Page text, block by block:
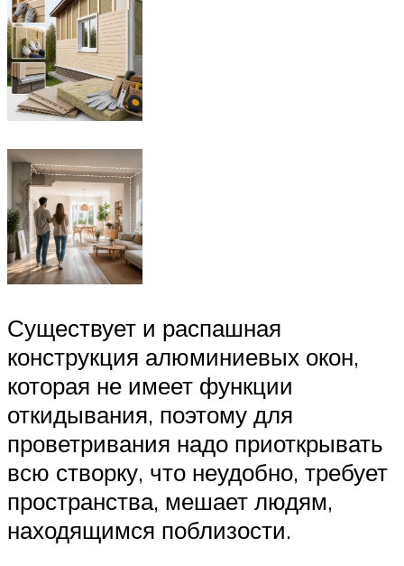
Существует и распашная
конструкция алюминиевых окон,
которая не имеет функции
откидывания, поэтому для
проветривания надо приоткрывать
всю створку, что неудобно, требует
пространства, мешает людям,
находящимся поблизости.